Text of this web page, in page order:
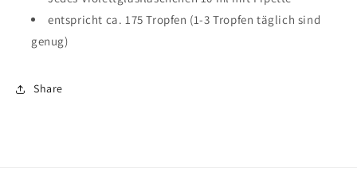
entspricht ca. 175 Tropfen (1-3 Tropfen täglich sind
genug)
Share